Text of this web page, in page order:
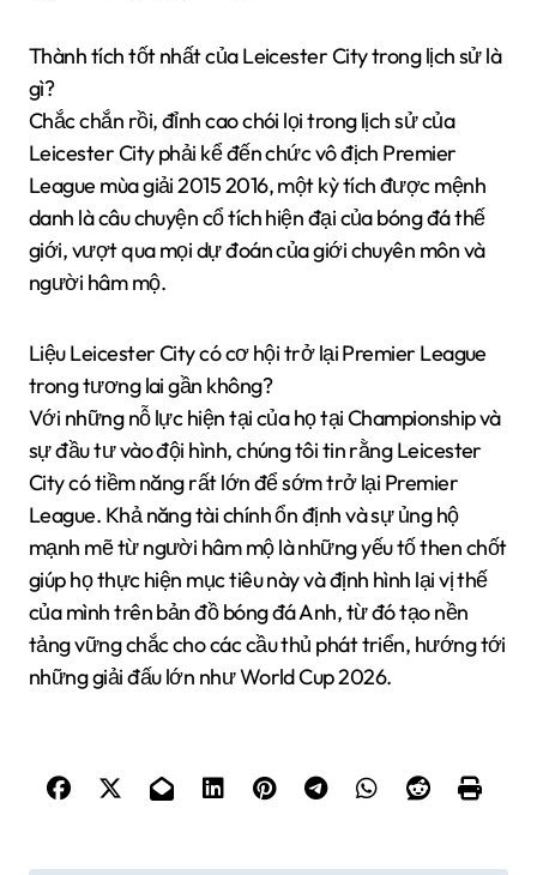
Thành tích tốt nhất của Leicester City trong lịch sử là
gì?
Chắc chắn rồi, đỉnh cao chói lọi trong lịch sử của
Leicester City phải kể đến chức vô địch Premier
League mùa giải 2015 2016, một kỳ tích được mệnh
danh là câu chuyện cổ tích hiện đại của bóng đá thế
giới, vượt qua mọi dự đoán của giới chuyên môn và
người hâm mộ.
Liệu Leicester City có cơ hội trở lại Premier League
trong tương lai gần không?
Với những nỗ lực hiện tại của họ tại Championship và
sự đầu tư vào đội hình, chúng tôi tin rằng Leicester
City có tiềm năng rất lớn để sớm trở lại Premier
League. Khả năng tài chính ổn định và sự ủng hộ
mạnh mẽ từ người hâm mộ là những yếu tố then chốt
giúp họ thực hiện mục tiêu này và định hình lại vị thế
của mình trên bản đồ bóng đá Anh, từ đó tạo nền
tảng vững chắc cho các cầu thủ phát triển, hướng tới
những giải đấu lớn như World Cup 2026.